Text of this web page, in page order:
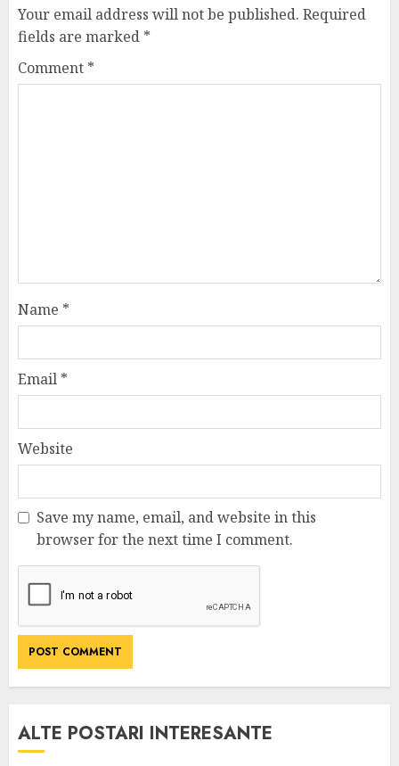
Your email address will not be published. Required
fields are marked *
Comment *
Name *
Email *
Website
Save my name, email, and website in this
browser for the next time I comment.
ALTE POSTARI INTERESANTE